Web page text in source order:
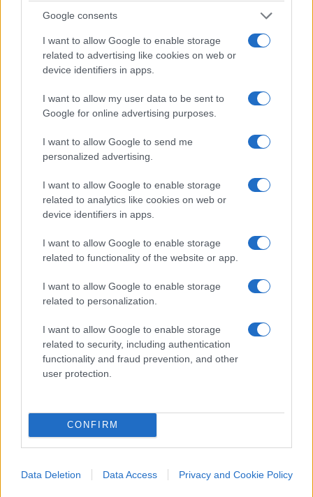
Google consents
I want to allow Google to enable storage
related to advertising like cookies on web or
device identifiers in apps.
I want to allow my user data to be sent to
Google for online advertising purposes.
I want to allow Google to send me
personalized advertising.
I want to allow Google to enable storage
related to analytics like cookies on web or
device identifiers in apps.
I want to allow Google to enable storage
related to functionality of the website or app.
I want to allow Google to enable storage
related to personalization.
I want to allow Google to enable storage
related to security, including authentication
functionality and fraud prevention, and other
user protection.
CONFIRM
Data Deletion Data Access Privacy and Cookie Policy
è possibile stabilire con certezza quale fosse il
bersaglio, né chi abbia organizzato l’operazione.
Ma sostenere che si sia trattato di una
coincidenza richiede parecchia fantasia.
Nelle stesse ore un aereo cargo, costretto a
interrompere l’atterraggio a causa della chiusura
della pista, avrebbe urtato in volo un secondo
Hannover sono stati riscontratilievi danni nella
parte anteriore del velivolo. Gli investigatori
due episodi. È questo il particolare che dovrebbe
far suonare tutte le sirene: non siamo più soltanto
davanti alla possibilità teorica che un drone
interferisca con il traffico aereo. La collisione, sia
pure senza conseguenze gravi, si sarebbe
verificata davvero.